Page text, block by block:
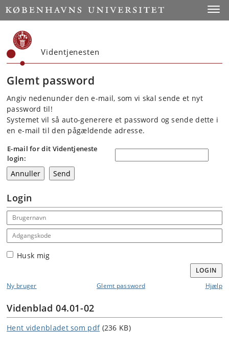
Start
Videntjenesten
Glemt password
Angiv nedenunder den e-mail, som vi skal sende et nyt
password til!
Systemet vil så auto-generere et password og sende dette i
en e-mail til den pågældende adresse.
E-mail for dit Videntjeneste
login:
Login
Email address
Adgangskode
Husk mig
LOGIN
Ny bruger
Glemt password Hjælp
Videnblad 04.01-02
Hent videnbladet som pdf (236 KB)